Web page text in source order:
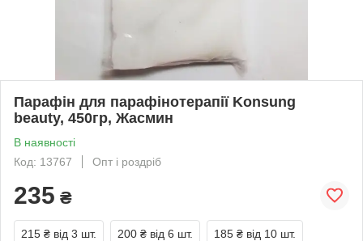
Парафін для парафінотерапії Konsung
beauty, 450гр, Жасмин
В наявності
Код: 13767
Опт і роздріб
235 ₴
215 ₴ від 3 шт. 200 ₴ від 6 шт. 185 ₴ від 10 шт.